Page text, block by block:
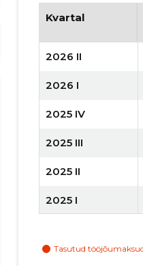
Kvartal
2026 II
2026 I
2025 IV
2025 III
2025 II
2025 I
2024 III